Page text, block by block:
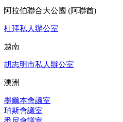
阿拉伯聯合大公國 (阿聯酋)
杜拜私人辦公室
越南
胡志明市私人辦公室
澳洲
墨爾本會議室
珀斯會議室